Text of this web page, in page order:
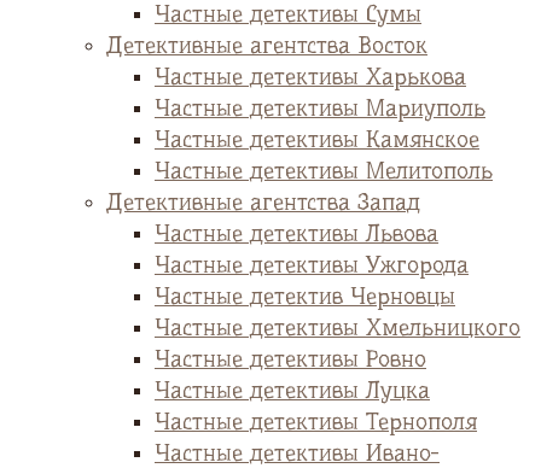
Частные детективы Сумы
Детективные агентства Восток
Частные детективы Харькова
Частные детективы Мариуполь
Частные детективы Камянское
Частные детективы Мелитополь
Детективные агентства Запад
Частные детективы Львова
Частные детективы Ужгорода
Частные детектив Черновцы
Частные детективы Хмельницкого
Частные детективы Ровно
Частные детективы Луцка
Частные детективы Тернополя
Частные детективы Ивано-